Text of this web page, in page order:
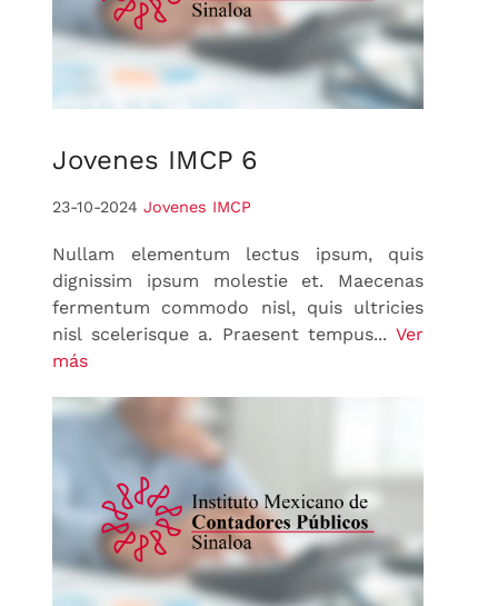
Jovenes IMCP 6
23-10-2024 Jovenes IMCP
Nullam elementum lectus ipsum, quis
dignissim ipsum molestie et. Maecenas
fermentum commodo nisl, quis ultricies
nisl scelerisque a. Praesent tempus... Ver
más